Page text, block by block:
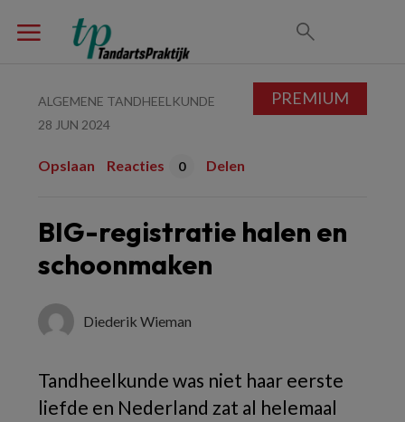
ALGEMENE TANDHEELKUNDE
28 JUN 2024
Opslaan Reacties 0 Delen
BIG-registratie halen en
schoonmaken
Diederik Wieman
Tandheelkunde was niet haar eerste
liefde en Nederland zat al helemaal
PREMIUM